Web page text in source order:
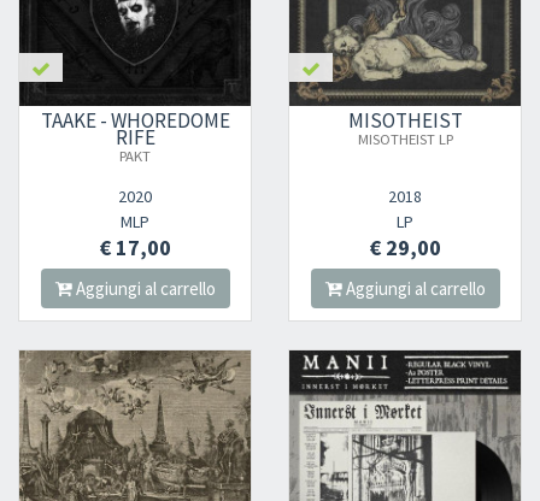
TAAKE - WHOREDOME
RIFE
PAKT
2020
MLP
€ 17,00
Aggiungi al carrello
MISOTHEIST
MISOTHEIST LP
2018
LP
€ 29,00
Aggiungi al carrello